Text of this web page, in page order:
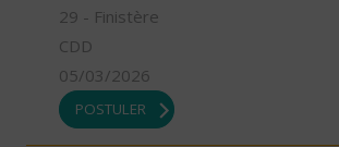
29 - Finistère
CDD
05/03/2026
POSTULER